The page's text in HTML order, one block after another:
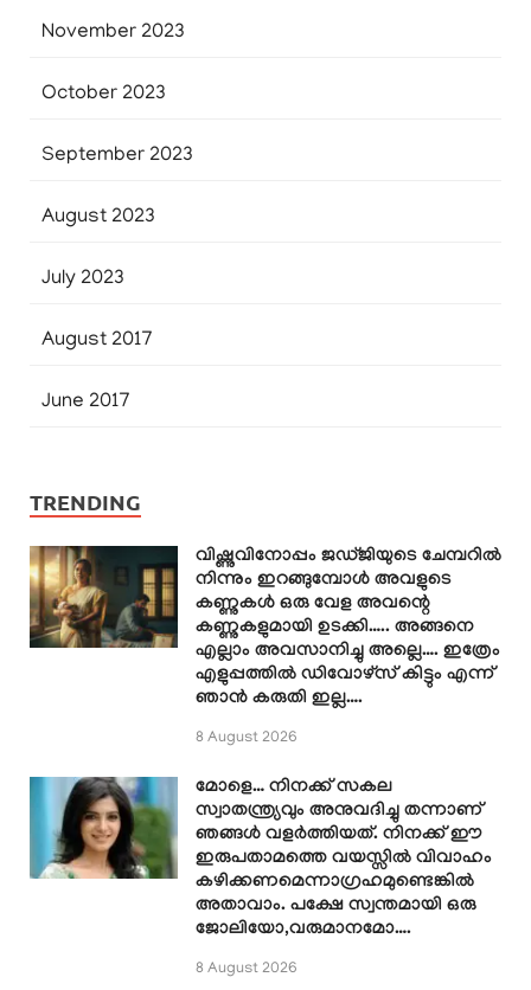
November 2023
October 2023
September 2023
August 2023
July 2023
August 2017
June 2017
TRENDING
വിഷ്ണുവിനോപ്പം ജഡ്ജിയുടെ ചേമ്പറിൽ
നിന്നും ഇറങ്ങുമ്പോൾ അവളുടെ
കണ്ണുകൾ ഒരു വേള അവന്റെ
കണ്ണുകളുമായി ഉടക്കി….. അങ്ങനെ
എല്ലാം അവസാനിച്ചു അല്ലെ…. ഇത്രേം
എളുപ്പത്തിൽ ഡിവോഴ്സ് കിട്ടും എന്ന്
ഞാൻ കരുതി ഇല്ല….
8 August 2026
മോളെ… നിനക്ക് സകല
സ്വാതന്ത്ര്യവും അനുവദിച്ചു തന്നാണ്
ഞങ്ങൾ വളർത്തിയത്. നിനക്ക് ഈ
ഇരുപതാമത്തെ വയസ്സിൽ വിവാഹം
കഴിക്കണമെന്നാഗ്രഹമുണ്ടെങ്കിൽ
അതാവാം. പക്ഷേ സ്വന്തമായി ഒരു
ജോലിയോ,വരുമാനമോ….
8 August 2026